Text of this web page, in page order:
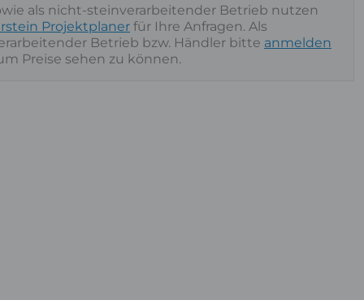
als nicht-steinverarbeitender Betrieb nutzen
Projektplaner für Ihre Anfragen. Als
Betrieb bzw. Händler bitte anmelden
Preise sehen zu können.